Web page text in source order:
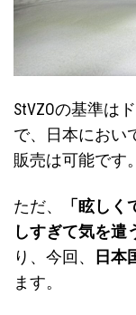
StVZOの基準は
で、日本におい
販売は可能です。
ただ、
「眩し
しすぎて気を遣
り、今回、
日本
ます。